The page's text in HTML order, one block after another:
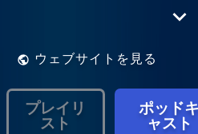
fuera y para los
ウェブサイトを見る
プレイリ
スト
ポッドキ
ャスト